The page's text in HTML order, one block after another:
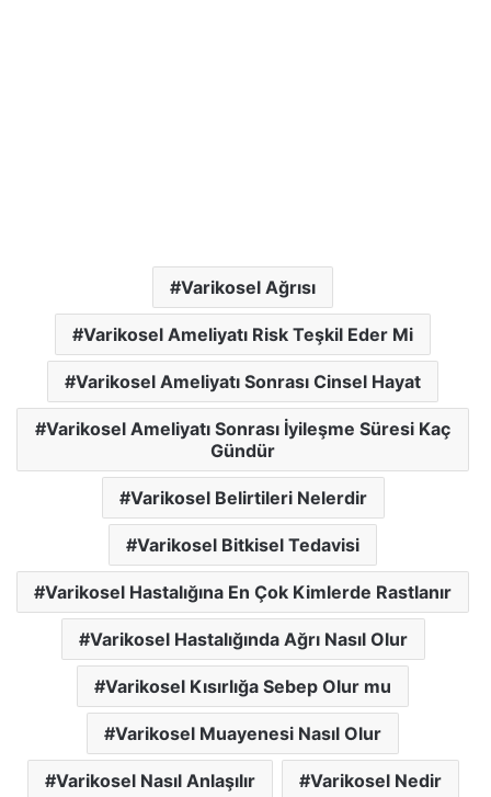
Varikosel Ağrısı
Varikosel Ameliyatı Risk Teşkil Eder Mi
Varikosel Ameliyatı Sonrası Cinsel Hayat
Varikosel Ameliyatı Sonrası İyileşme Süresi Kaç
Gündür
Varikosel Belirtileri Nelerdir
Varikosel Bitkisel Tedavisi
Varikosel Hastalığına En Çok Kimlerde Rastlanır
Varikosel Hastalığında Ağrı Nasıl Olur
Varikosel Kısırlığa Sebep Olur mu
Varikosel Muayenesi Nasıl Olur
Varikosel Nasıl Anlaşılır Varikosel Nedir